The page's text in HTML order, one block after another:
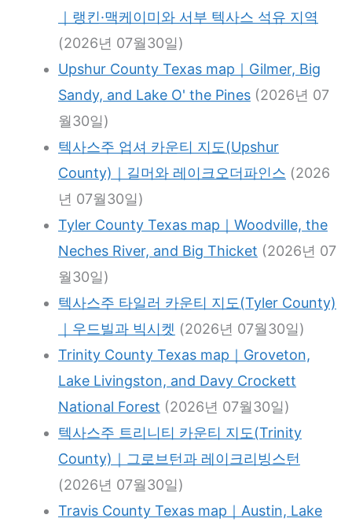
｜랭킨·맥케이미와 서부 텍사스 석유 지역
(2026년 07월30일)
Upshur County Texas map｜Gilmer, Big
Sandy, and Lake O' the Pines (2026년 07
월30일)
텍사스주 업셔 카운티 지도(Upshur
County)｜길머와 레이크오더파인스 (2026
년 07월30일)
Tyler County Texas map｜Woodville, the
Neches River, and Big Thicket (2026년 07
월30일)
텍사스주 타일러 카운티 지도(Tyler County)
｜우드빌과 빅시켓 (2026년 07월30일)
Trinity County Texas map｜Groveton,
Lake Livingston, and Davy Crockett
National Forest (2026년 07월30일)
텍사스주 트리니티 카운티 지도(Trinity
County)｜그로브턴과 레이크리빙스턴
(2026년 07월30일)
Travis County Texas map｜Austin, Lake